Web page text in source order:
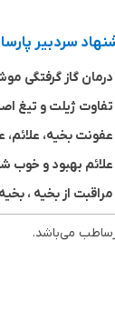
سردبیر
درمان گاز گرفتگی
تفاوت ژیلت و تیغ
عفونت بخیه،
علائم بهبود و
مراقبت از بخیه ،
می‌باشد.